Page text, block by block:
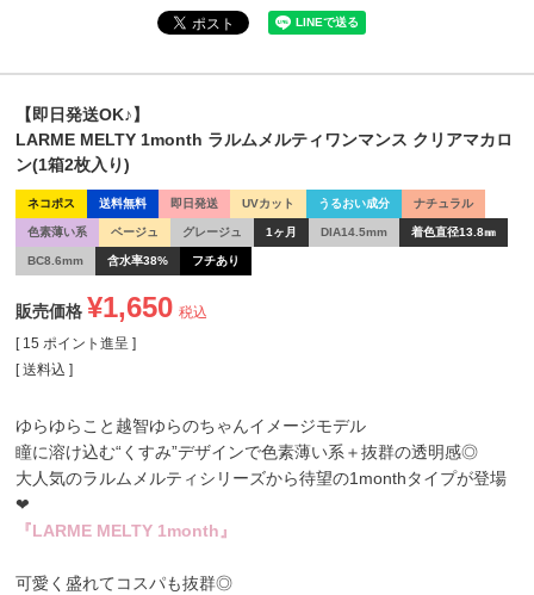
【即日発送OK♪】
LARME MELTY 1month ラルムメルティワンマンス クリアマカロ
ン(1箱2枚入り)
ネコポス 送料無料 即日発送 UVカット うるおい成分 ナチュラル
色素薄い系 ベージュ グレージュ 1ヶ月 DIA14.5mm 着色直径13.8㎜
BC8.6mm 含水率38% フチあり
販売価格 ¥1,650 税込
[ 15 ポイント進呈 ]
送料込
ゆらゆらこと越智ゆらのちゃんイメージモデル
瞳に溶け込む“くすみ”デザインで色素薄い系＋抜群の透明感◎
大人気のラルムメルティシリーズから待望の1monthタイプが登場
❤
『LARME MELTY 1month』
可愛く盛れてコスパも抜群◎